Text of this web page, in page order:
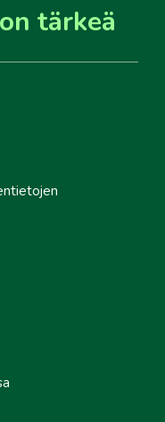
tärkeä